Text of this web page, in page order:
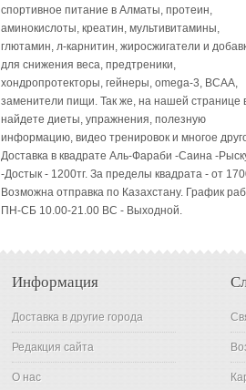
спортивное питание в Алматы, протеин,
аминокислоты, креатин, мультивитамины,
глютамин, л-карнитин, жиросжигатели и
для снижения веса, предтреники,
хондропротекторы, гейнеры, omega-3, BCAA,
заменители пищи. Так же, на нашей странице
найдете диеты, упражнения, полезную
информацию, видео тренировок и многое
Доставка в квадрате Аль-Фараби -Саина -
-Достык - 1200тг. За пределы квадрата - от
Возможна отправка по Казахстану. График
ПН-СБ 10.00-21.00 ВC - Выходной.
Информация
Доставка в другие города
Редакция сайта
О нас